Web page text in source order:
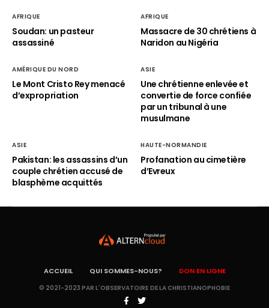
AFRIQUE
Soudan: un pasteur
assassiné
AFRIQUE
Massacre de 30 chrétiens à
Naridon au Nigéria
AMÉRIQUE DU NORD
Le Mont Cristo Rey menacé
d’expropriation
ASIE
Une chrétienne enlevée et
convertie de force confiée
par un tribunal à une
musulmane
ASIE
Pakistan: les assassins d’un
couple chrétien accusé de
blasphème acquittés
HAUTE-NORMANDIE
Profanation au cimetière
d’Evreux
ACCUEIL QUI SOMMES-NOUS? DON EN LIGNE
© 2021-2023 PAR L'OBSERVATOIRE DE LA CHRISTIANOPHOBIE